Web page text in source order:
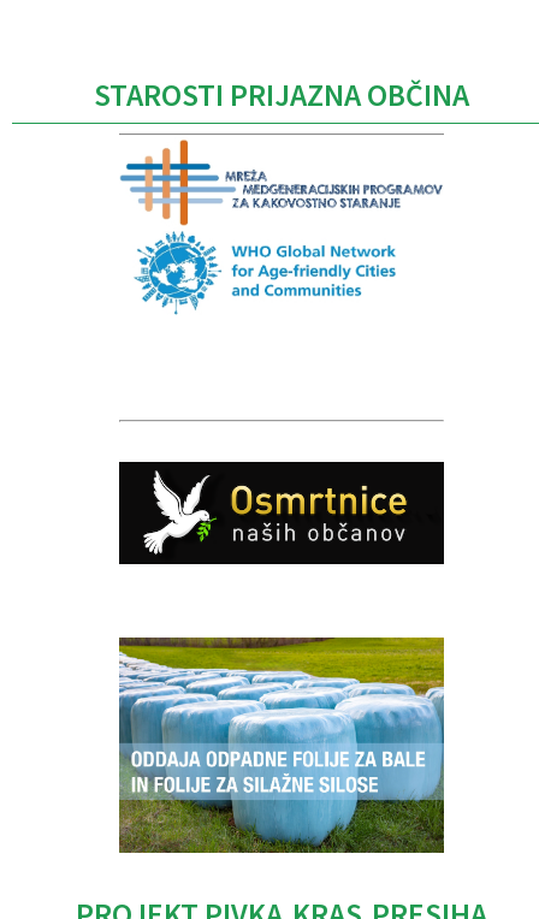
STAROSTI PRIJAZNA OBČINA